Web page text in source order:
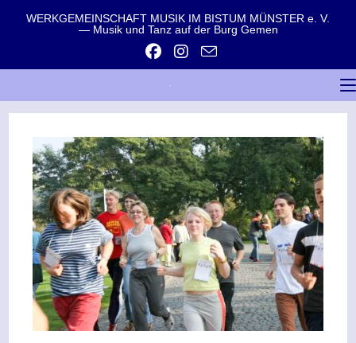
WERKGEMEINSCHAFT MUSIK IM BISTUM MÜNSTER e. V.
— Musik und Tanz auf der Burg Gemen